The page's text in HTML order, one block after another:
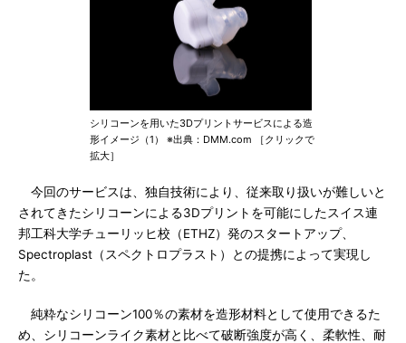
シリコーンを用いた3Dプリントサービスによる造
形イメージ（1） ※出典：DMM.com ［クリックで
拡大］
今回のサービスは、独自技術により、従来取り扱いが難しいと
されてきたシリコーンによる3Dプリントを可能にしたスイス連
邦工科大学チューリッヒ校（ETHZ）発のスタートアップ、
Spectroplast（スペクトロプラスト）との提携によって実現し
た。
純粋なシリコーン100％の素材を造形材料として使用できるた
め、シリコーンライク素材と比べて破断強度が高く、柔軟性、耐